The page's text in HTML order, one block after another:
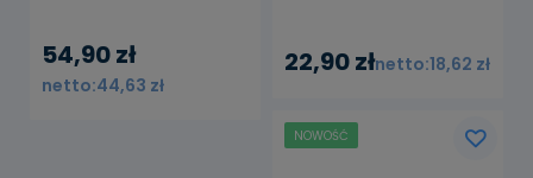
54,90 zł
44,63 zł
22,90 zł 18,62 zł
NOWOŚĆ